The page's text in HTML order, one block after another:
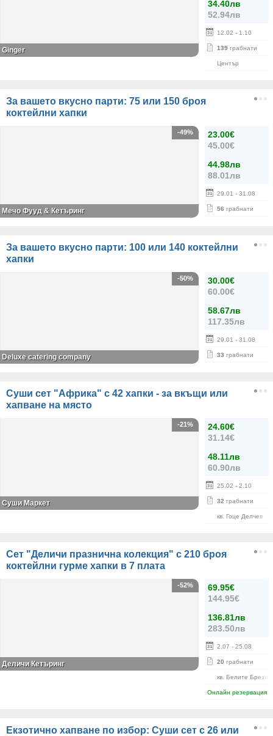
34.40лв
52.94лв
12.02 - 1.10
139 грабнати
Център
Ginger
За вашето вкусно парти: 75 или 150 броя
коктейлни хапки
23.00€
45.00€
44.98лв
88.01лв
29.01 - 31.08
56 грабнати
-49%
Мечо Фууд & Кетъринг
За вашето вкусно парти: 100 или 140 коктейлни
хапки
30.00€
60.00€
58.67лв
117.35лв
29.01 - 31.08
33 грабнати
-50%
Deluxe catering company
Суши сет "Африка" с 42 хапки - за вкъщи или
хапване на място
24.60€
31.14€
48.11лв
60.90лв
25.02 - 2.10
32 грабнати
кв. Гоце Делчев
-21%
Суши Маркет
Сет "Деличи празнична колекция" с 210 броя
коктейлни гурме хапки в 7 плата
69.95€
144.95€
136.81лв
283.50лв
2.07 - 25.08
20 грабнати
кв. Белите Брези
Онлайн резервация
-52%
Деличи Кетъринг
Екзотично хапване по избор: Суши сет с 26 или